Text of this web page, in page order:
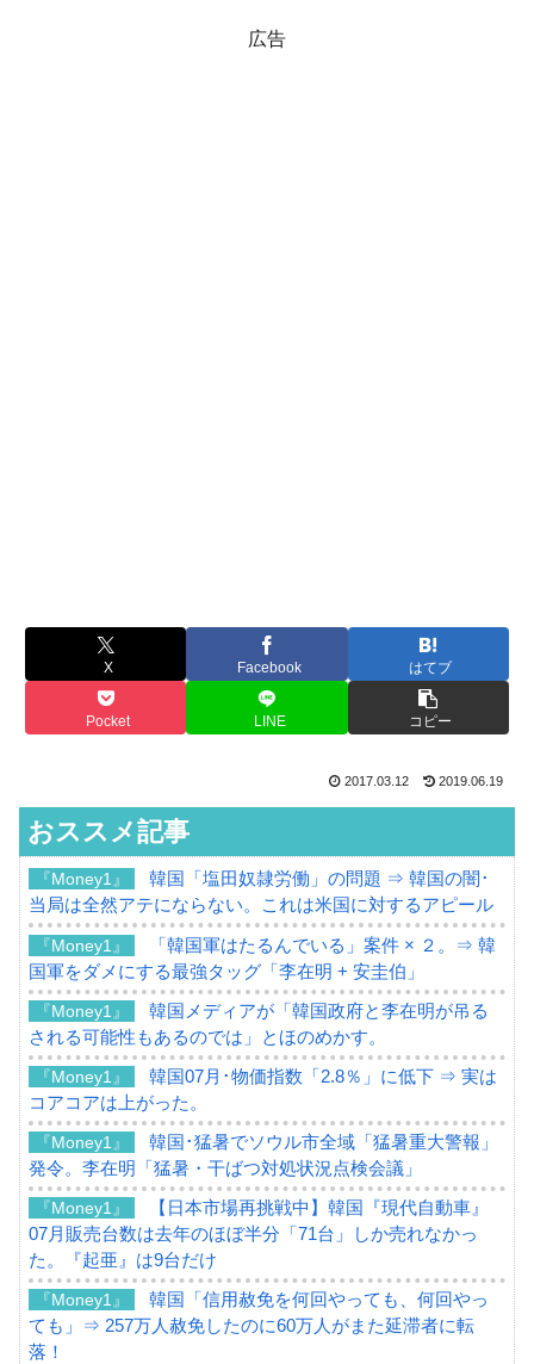
広告
X Facebook はてブ
Pocket LINE コピー
2017.03.12 2019.06.19
おススメ記事
『Money1』
韓国「塩田奴隷労働」の問題 ⇒ 韓国の闇･
当局は全然アテにならない。これは米国に対するアピール
『Money1』
「韓国軍はたるんでいる」案件 × ２。⇒ 韓
国軍をダメにする最強タッグ「李在明 + 安圭伯」
『Money1』
韓国メディアが「韓国政府と李在明が吊る
される可能性もあるのでは」とほのめかす。
『Money1』
韓国07月･物価指数「2.8％」に低下 ⇒ 実は
コアコアは上がった。
『Money1』
韓国･猛暑でソウル市全域「猛暑重大警報」
発令。李在明「猛暑・干ばつ対処状況点検会議」
『Money1』
【日本市場再挑戦中】韓国『現代自動車』
07月販売台数は去年のほぼ半分「71台」しか売れなかっ
た。『起亜』は9台だけ
『Money1』
韓国「信用赦免を何回やっても、何回やっ
ても」⇒ 257万人赦免したのに60万人がまた延滞者に転
落！